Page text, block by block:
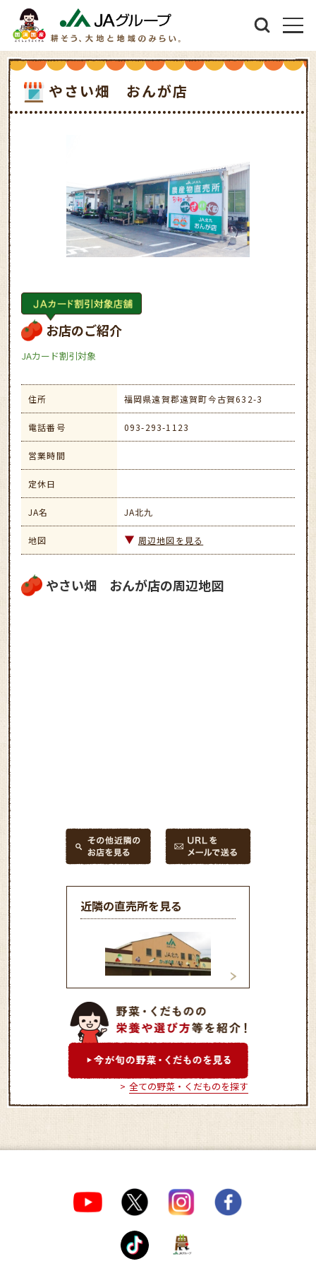
やさい畑 おんが店
お店のご紹介
JAカード割引対象
住所 福岡県遠賀郡遠賀町今古賀632-3
電話番号 093-293-1123
営業時間
定休日
JA名 JA北九
地図 周辺地図を見る
やさい畑 おんが店の周辺地図
近隣の直売所を見る
かっぱの里 八幡店
かっぱの里 若松
全ての野菜・くだものを探す